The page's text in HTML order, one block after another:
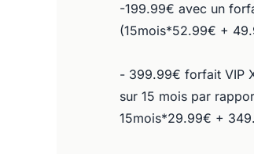
-199.99€ avec un
(15mois*52.99€ +
- 399.99€ forfait VIP
sur 15 mois par
15mois*29.99€ +